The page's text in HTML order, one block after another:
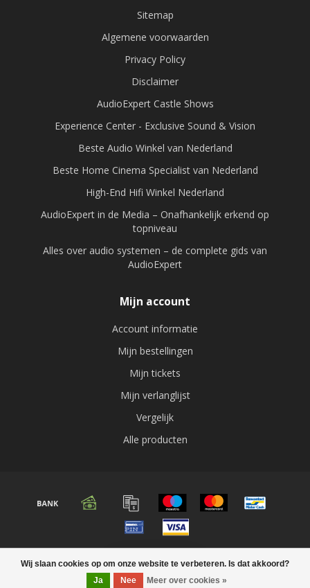
Wij slaan cookies op om onze website te verbeteren. Is dat akkoord?
Ja
Nee Meer over cookies »
Sitemap
Algemene voorwaarden
Privacy Policy
Disclaimer
AudioExpert Castle Shows
Experience Center - Exclusive Sound & Vision
Beste Audio Winkel van Nederland
Beste Home Cinema Specialist van Nederland
High-End Hifi Winkel Nederland
AudioExpert in de Media – Onafhankelijk erkend op
topniveau
Alles over audio systemen – de complete gids van
AudioExpert
Mijn account
Account informatie
Mijn bestellingen
Mijn tickets
Mijn verlanglijst
Vergelijk
Alle producten
© Copyright 2026 Audio expert
FILTERS